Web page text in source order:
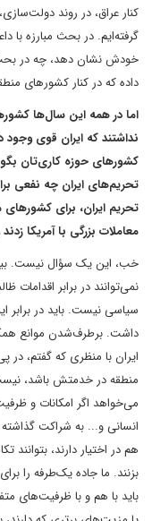
کنار عراق، در روند
گرفته‌ایم. در بحث مبارزه
خودش نشان دهد، چه در بحث
داده که در کنار کشورهای
اما در همه این سال‌ها
نداشتند که ایران قوی
کشورهای حوزه کاری‌تان
تحریم‌های ایران چه نفعی
تحریم ایران، برای
معاملات بزرگی با آمریکا
خب، این یک سؤال نیست.
نمی‌توانند در برابر اقدامات
سیاسی نیست. باید در برابر
داشت. برطرف‌شدن موانع
ایران با منظری که گفتم، در
منطقه در خدمتش باشد،
می‌خواهد اگر امکانات و
انسانی و... به شراکت گذاشته
هم در اختیار دارند،
بزنند. ما جاده یک‌طرفه را
باید با هم و با ظرفیت‌های